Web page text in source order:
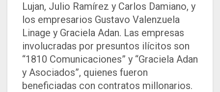
Lujan, Julio Ramírez y Carlos Damiano, y
los empresarios Gustavo Valenzuela
Linage y Graciela Adan. Las empresas
involucradas por presuntos ilícitos son
“1810 Comunicaciones” y “Graciela Adan
y Asociados”, quienes fueron
beneficiadas con contratos millonarios.